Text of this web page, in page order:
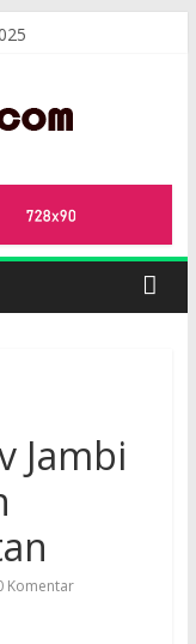
Jambi
Komentar